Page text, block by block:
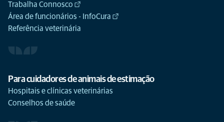
Trabalha Connosco
Área de funcionários - InfoCura
Referência veterinária
Para cuidadores de animais de estimação
Hospitais e clínicas veterinárias
Conselhos de saúde